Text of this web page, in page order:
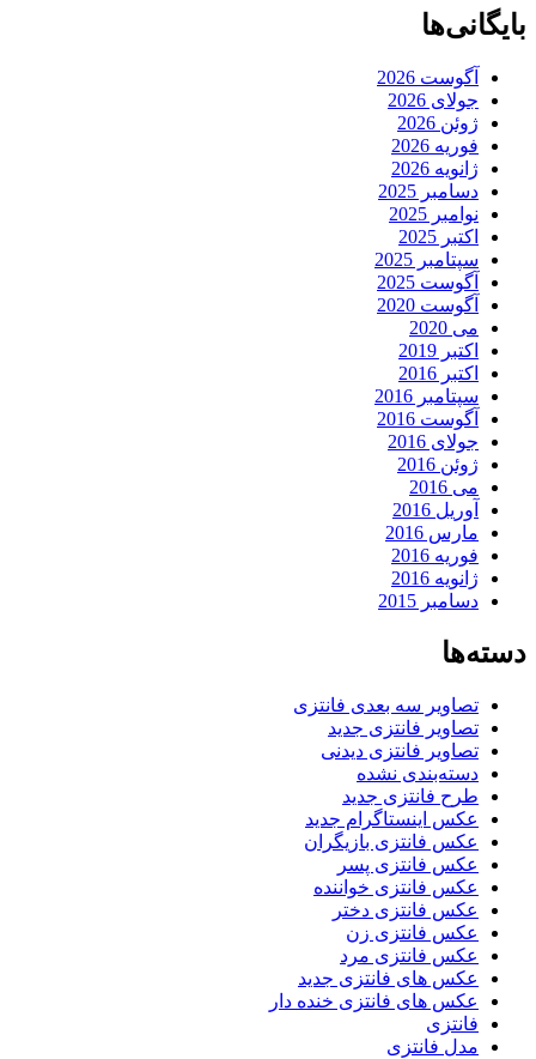
بایگانی‌ها
آگوست 2026
جولای 2026
ژوئن 2026
فوریه 2026
ژانویه 2026
دسامبر 2025
نوامبر 2025
اکتبر 2025
سپتامبر 2025
آگوست 2025
آگوست 2020
می 2020
اکتبر 2019
اکتبر 2016
سپتامبر 2016
آگوست 2016
جولای 2016
ژوئن 2016
می 2016
آوریل 2016
مارس 2016
فوریه 2016
ژانویه 2016
دسامبر 2015
دسته‌ها
تصاویر سه بعدی فانتزی
تصاویر فانتزی جدید
تصاویر فانتزی دیدنی
دسته‌بندی نشده
طرح فانتزی جدید
عکس اینستاگرام جدید
عکس فانتزی بازیگران
عکس فانتزی پسر
عکس فانتزی خواننده
عکس فانتزی دختر
عکس فانتزی زن
عکس فانتزی مرد
عکس های فانتزی جدید
عکس های فانتزی خنده دار
فانتزی
مدل فانتزی